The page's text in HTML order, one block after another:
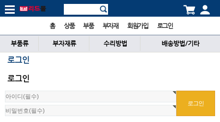
홈 상품 부품 부자재 회원가입 로그인
부품류 부자재류 수리방법 배송방법/기타
로그인
로그인